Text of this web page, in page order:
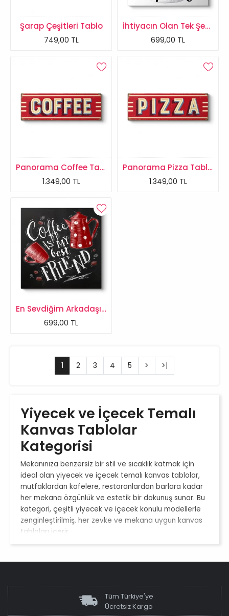
Şarap Çeşitleri Tablo
749,00 TL
İhtiyacın Olan Tek Şey Cupcake Tablosu
699,00 TL
Panorama Coffee Tablosu
1.349,00 TL
Panorama Pizza Tablosu
1.349,00 TL
En Sevdiğim Arkadaşım Kahve Tablosu
699,00 TL
1 2 3 4 5 > >|
Yiyecek ve İçecek Temalı
Kanvas Tablolar
Kategorisi
Mekanınıza benzersiz bir stil ve sıcaklık katmak için
ideal olan yiyecek ve içecek temalı kanvas tablolar,
mutfaklardan kafelere, restoranlardan barlara kadar
her mekana özgünlük ve estetik bir dokunuş sunar. Bu
kategori, çeşitli yiyecek ve içecek konulu modellerle
zenginleştirilmiş, her zevke ve mekana uygun kanvas
tabloları içerir.
Mekanlarınızı Canlandırın
çerçeveli kanvas tablolar, mutfaklarınızı, yemek
alanlarınızı ve müşteri mekanlarınızı canlandırmak için
Tüm Türkiye'ye
Ücretsiz Kargo